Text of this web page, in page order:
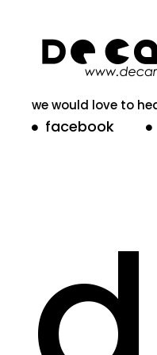
we would love to
facebook